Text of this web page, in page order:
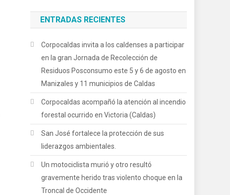
ENTRADAS RECIENTES
Corpocaldas invita a los caldenses a participar
en la gran Jornada de Recolección de
Residuos Posconsumo este 5 y 6 de agosto en
Manizales y 11 municipios de Caldas
Corpocaldas acompañó la atención al incendio
forestal ocurrido en Victoria (Caldas)
San José fortalece la protección de sus
liderazgos ambientales.
Un motociclista murió y otro resultó
gravemente herido tras violento choque en la
Troncal de Occidente